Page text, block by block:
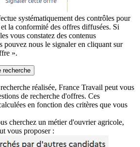
systématiquement des contrôles pour
la conformité des offres diffusées. Si
vous constatez des contenus
pouvez nous le signaler en cliquant sur
».
recherche
réalisée, France Travail peut vous
de recherche d'offres. Ces
en fonction des critères que vous
cherchez un métier d'ouvrier agricole,
vous proposer :